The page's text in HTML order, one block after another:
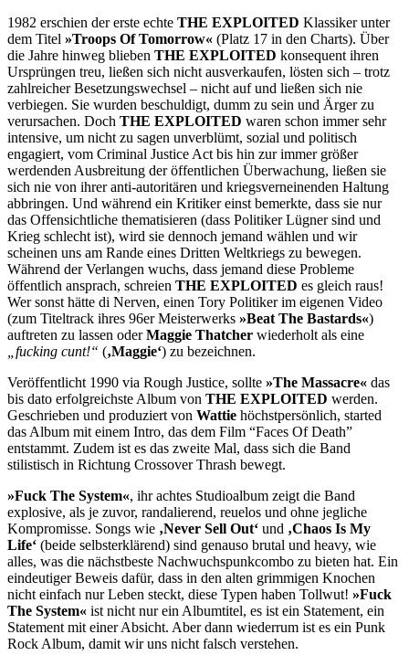
1982 erschien der erste echte THE EXPLOITED Klassiker unter
dem Titel »Troops Of Tomorrow« (Platz 17 in den Charts). Über
die Jahre hinweg blieben THE EXPLOITED konsequent ihren
Ursprüngen treu, ließen sich nicht ausverkaufen, lösten sich – trotz
zahlreicher Besetzungswechsel – nicht auf und ließen sich nie
verbiegen. Sie wurden beschuldigt, dumm zu sein und Ärger zu
verursachen. Doch THE EXPLOITED waren schon immer sehr
intensive, um nicht zu sagen unverblümt, sozial und politisch
engagiert, vom Criminal Justice Act bis hin zur immer größer
werdenden Ausbreitung der öffentlichen Überwachung, ließen sie
sich nie von ihrer anti-autoritären und kriegsverneinenden Haltung
abbringen. Und während ein Kritiker einst bemerkte, dass sie nur
das Offensichtliche thematisieren (dass Politiker Lügner sind und
Krieg schlecht ist), wird sie dennoch jemand wählen und wir
scheinen uns am Rande eines Dritten Weltkriegs zu bewegen.
Während der Verlangen wuchs, dass jemand diese Probleme
öffentlich ansprach, schreien THE EXPLOITED es gleich raus!
Wer sonst hätte di Nerven, einen Tory Politiker im eigenen Video
(zum Titeltrack ihres 96er Meisterwerks »Beat The Bastards«)
auftreten zu lassen oderMaggie Thatcher wiederholt als eine
„fucking cunt!“ (‚Maggie‘) zu bezeichnen.
Veröffentlicht 1990 via Rough Justice, sollte »The Massacre« das
bis dato erfolgreichste Album von THE EXPLOITED werden.
Geschrieben und produziert von Wattie höchstpersönlich, started
das Album mit einem Intro, das dem Film “Faces Of Death”
entstammt. Zudem ist es das zweite Mal, dass sich die Band
stilistisch in Richtung Crossover Thrash bewegt.
»Fuck The System«, ihr achtes Studioalbum zeigt die Band
explosive, als je zuvor, randalierend, reuelos und ohne jegliche
Kompromisse. Songs wie ‚Never Sell Out‘ und ‚Chaos Is My
Life‘ (beide selbsterklärend) sind genauso brutal und heavy, wie
alles, was die nächstbeste Nachwuchspunkcombo zu bieten hat. Ein
eindeutiger Beweis dafür, dass in den alten grimmigen Knochen
nicht einfach nur Leben steckt, diese Typen haben Tollwut! »Fuck
The System« ist nicht nur ein Albumtitel, es ist ein Statement, ein
Statement mit einer Absicht. Aber dann wiederrum ist es ein Punk
Rock Album, damit wir uns nicht falsch verstehen.